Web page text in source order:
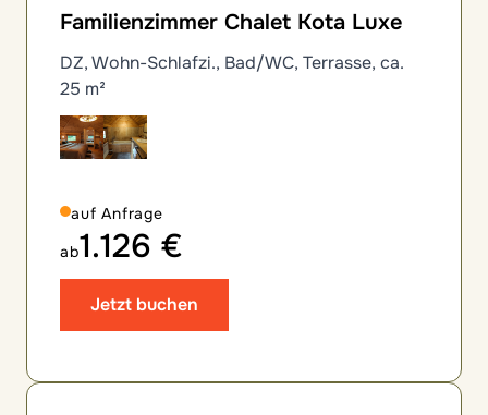
Familienzimmer Chalet Kota Luxe
DZ, Wohn-Schlafzi., Bad/WC, Terrasse, ca.
25 m²
auf Anfrage
ab1.126 €
Jetzt buchen